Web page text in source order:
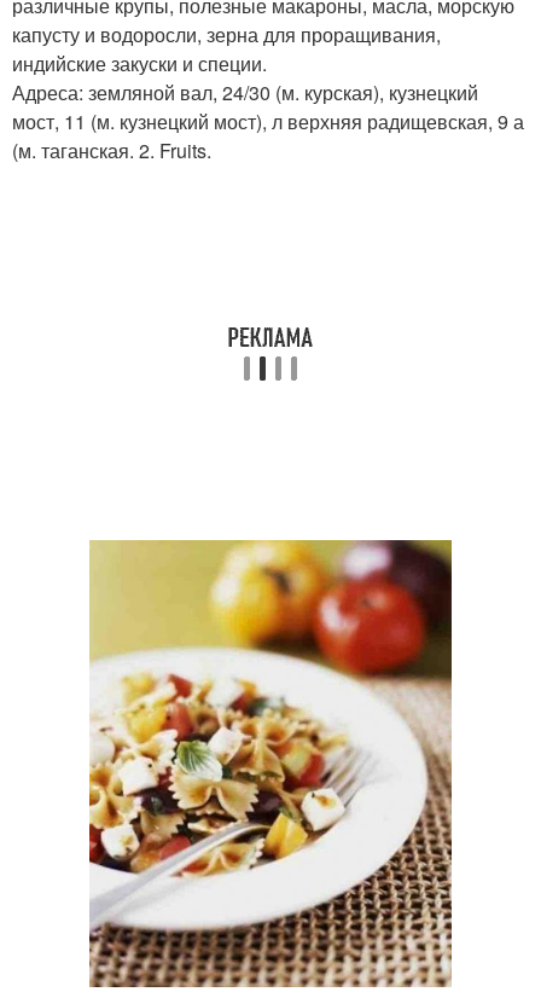
капусту и водоросли, зерна для проращивания,
индийские закуски и специи.
Адреса: земляной вал, 24/30 (м. курская), кузнецкий
мост, 11 (м. кузнецкий мост), л верхняя радищевская, 9 а
(м. таганская. 2. Fruits.